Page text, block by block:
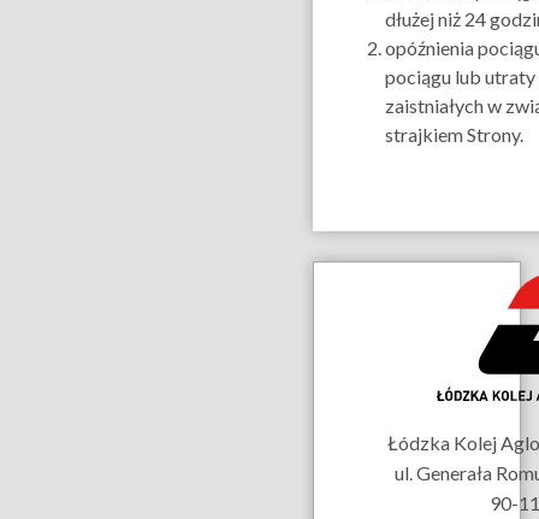
dłużej niż 24
opóźnienia
pociągu lub utraty
zaistniałych w
strajkiem Strony.
kontaktowe
Łódzka Kolej
ul. Generała
90-